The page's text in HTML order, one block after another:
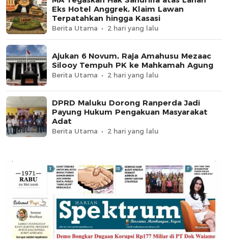
Eks Hotel Anggrek, Klaim Lawan
Terpatahkan hingga Kasasi
Berita Utama 2 hari yang lalu
Ajukan 6 Novum, Raja Amahusu Mezaac
Silooy Tempuh PK ke Mahkamah Agung
Berita Utama 2 hari yang lalu
DPRD Maluku Dorong Ranperda Jadi
Payung Hukum Pengakuan Masyarakat
Adat
Berita Utama 2 hari yang lalu